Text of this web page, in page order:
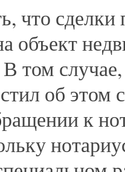
что
объект
том
об
к